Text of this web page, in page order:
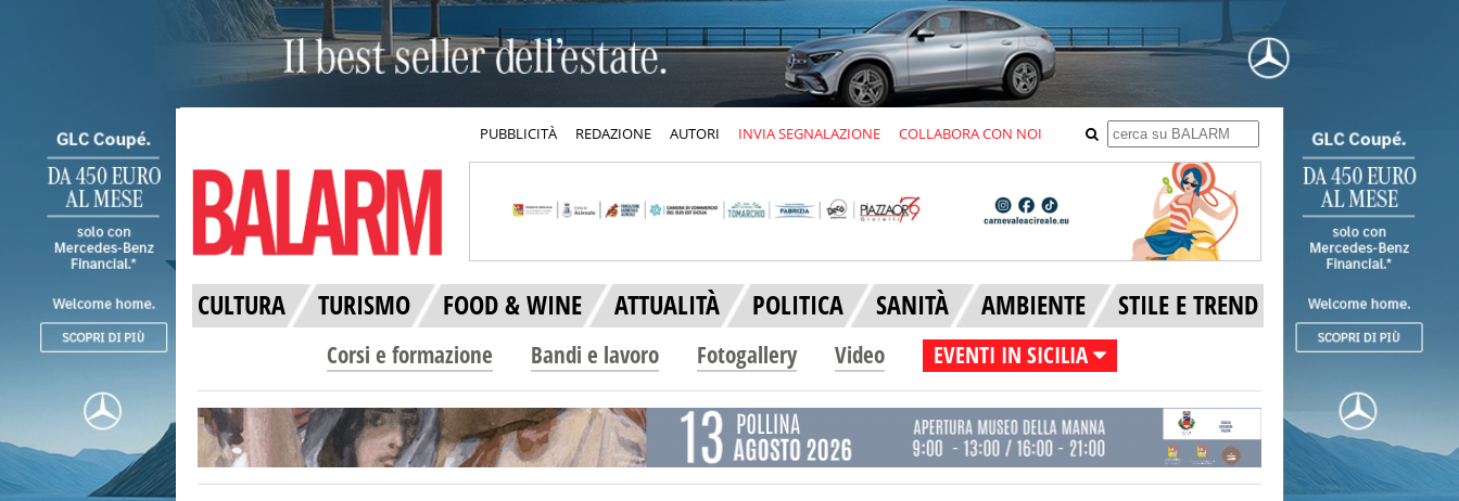
PUBBLICITÀ REDAZIONE AUTORI INVIA SEGNALAZIONE COLLABORA CON NOI
CULTURA TURISMO FOOD & WINE ATTUALITÀ POLITICA SANITÀ AMBIENTE STILE E TREND
Corsi e formazione Bandi e lavoro Fotogallery Video EVENTI IN SICILIA